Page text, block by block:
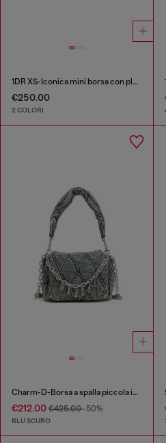
1DR XS-Iconica mini borsa con placca D logo
€250.00
2 COLORI
Charm-D-Borsa a spalla piccola in denim trapuntato
€212.00 €425.00-50%
BLU SCURO